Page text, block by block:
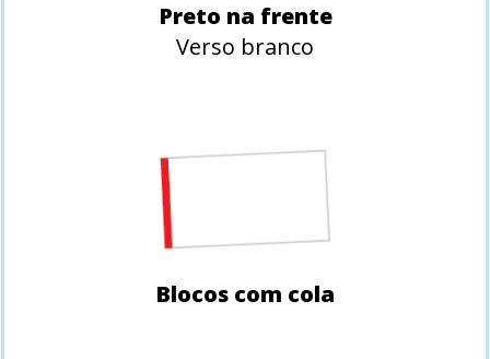
Preto na frente
Verso branco
Blocos com cola